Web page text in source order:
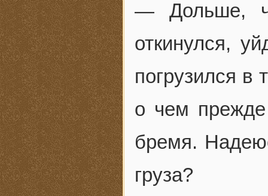
— Дольше,
откинулся,
погрузился в
о чем
бремя.
груза?